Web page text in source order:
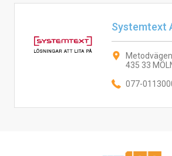
Systemtext
435 33
077-